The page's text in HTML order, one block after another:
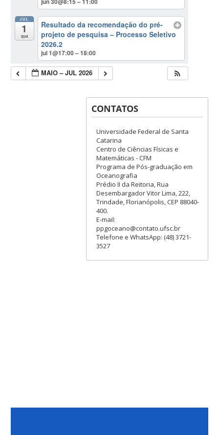
JUL
1
qua
Resultado da recomendação do pré-
projeto de pesquisa – Processo Seletivo
2026.2
jul 1@17:00 – 18:00
MAIO – JUL 2026
CONTATOS
Universidade Federal de Santa
Catarina
Centro de Ciências Físicas e
Matemáticas - CFM
Programa de Pós-graduação em
Oceanografia
Prédio II da Reitoria, Rua
Desembargador Vitor Lima, 222,
Trindade, Florianópolis, CEP 88040-
400.
E-mail:
ppgoceano@contato.ufsc.br
Telefone e WhatsApp: (48) 3721-
3527